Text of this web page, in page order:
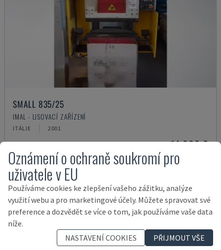
SMALL 835/25
IMAL - LISOVACÍ ZAŘÍZENÍ
ITÁLIE 2001
14.000 €
Oznámení o ochraně soukromí pro
uživatele v EU
Používáme cookies ke zlepšení vašeho zážitku, analýze
využití webu a pro marketingové účely. Můžete spravovat své
preference a dozvědět se více o tom, jak používáme vaše data
níže.
NASTAVENÍ COOKIES
PŘIJMOUT VŠE